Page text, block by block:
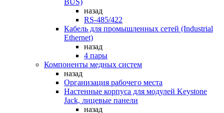
BUS)
назад
RS-485/422
Кабель для промышленных сетей (Industrial
Ethernet)
назад
4 пары
Компоненты медных систем
назад
Организация рабочего места
Настенные корпуса для модулей Keystone
Jack, лицевые панели
назад